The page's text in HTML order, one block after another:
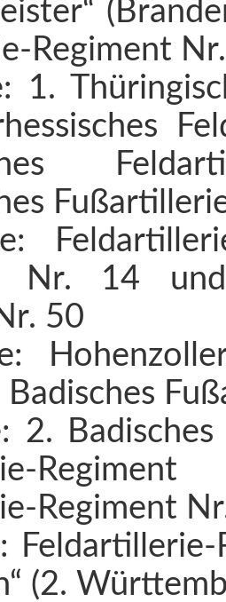
Regiment
1.
Nr. 14
50
Badisches
2.
Regiment
(2.